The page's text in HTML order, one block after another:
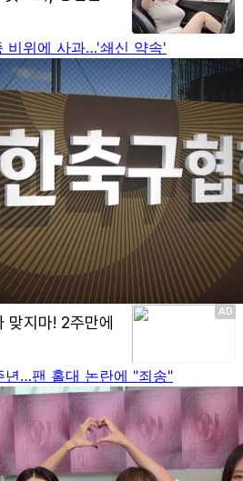
비위에 사과…'쇄신 약속'
년…팬 홀대 논란에 "죄송"